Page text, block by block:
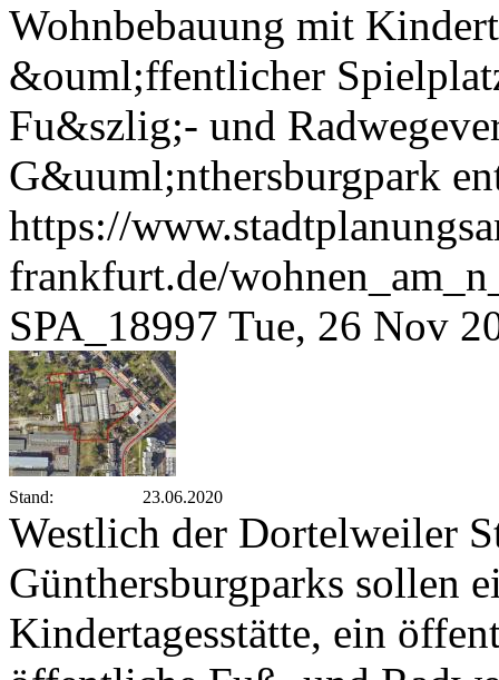
Wohnbebauung mit
&ouml;ffentlicher
Fu&szlig;- und
G&uuml;nthersburgpark
https://
frankfurt.de/
SPA_18997 Tue, 26 Nov
Stand: 23.06.2020
Westlich der Dortelweiler
Günthersburgparks sollen
Kindertagesstätte, ein